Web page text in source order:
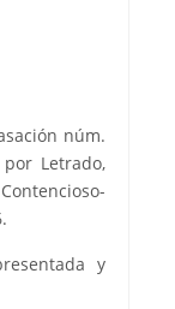
núm.
Letrado,
y